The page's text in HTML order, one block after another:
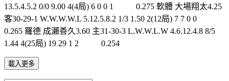
13.5.4.5.2 0/0 9.00 4(4局) 6 0 0 1 0.275 軟體 大場翔太4.25
客30-29-1 W.W.W.W.L 5.12.5.8.2 1/3 1.50 2(12局) 7 7 0 0
0.265 羅德 成瀨善久3.60 主31-30-3 L.W.W.L.W 4.6.12.4.8 8/5
1.44 4(25局) 19 29 1 2 0.254
載入更多